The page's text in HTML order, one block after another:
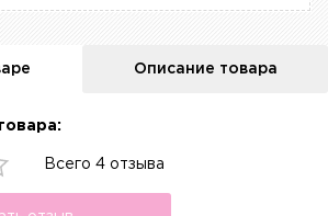
Описание товара
Всего 4 отзыва